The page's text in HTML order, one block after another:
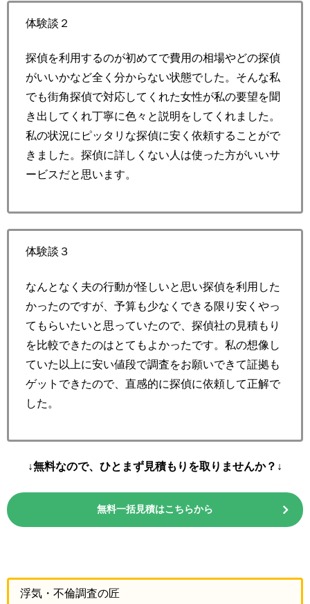
体験談２
探偵を利用するのが初めてで費用の相場やどの探偵
がいいかなど全く分からない状態でした。そんな私
でも街角探偵で対応してくれた女性が私の要望を聞
き出してくれ丁寧に色々と説明をしてくれました。
私の状況にピッタリな探偵に安く依頼することがで
きました。探偵に詳しくない人は使った方がいいサ
ービスだと思います。
体験談３
なんとなく夫の行動が怪しいと思い探偵を利用した
かったのですが、予算も少なくできる限り安くやっ
てもらいたいと思っていたので、探偵社の見積もり
を比較できたのはとてもよかったです。私の想像し
ていた以上に安い値段で調査をお願いできて証拠も
ゲットできたので、直感的に探偵に依頼して正解で
した。
↓無料なので、ひとまず見積もりを取りませんか？↓
無料一括見積はこちらから
浮気・不倫調査の匠